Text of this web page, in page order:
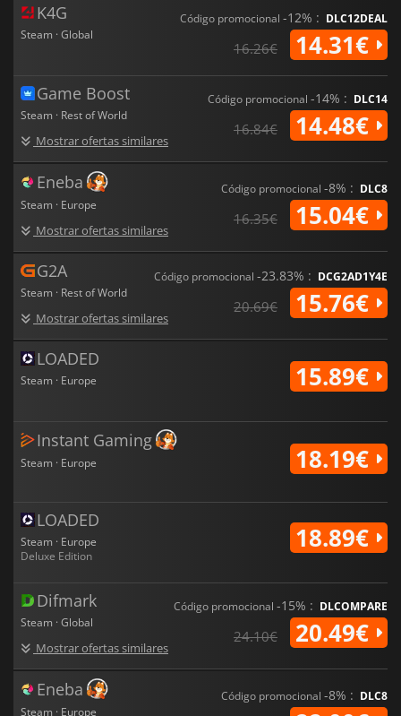
K4G
Steam · Global
Código promocional -12% : DLC12DEAL
16.26€ 14.31€
Game Boost
Steam · Rest of World
Mostrar ofertas similares
Código promocional -14% : DLC14
16.84€ 14.48€
Eneba
Steam · Europe
Mostrar ofertas similares
Código promocional -8% : DLC8
16.35€ 15.04€
G2A
Steam · Rest of World
Mostrar ofertas similares
Código promocional -23.83% : DCG2AD1Y4E
20.69€ 15.76€
LOADED
Steam · Europe 15.89€
Instant Gaming
Steam · Europe 18.19€
LOADED
Steam · Europe
Deluxe Edition
18.89€
Difmark
Steam · Global
Mostrar ofertas similares
Código promocional -15% : DLCOMPARE
24.10€ 20.49€
Eneba
Steam · Europe
Código promocional -8% : DLC8